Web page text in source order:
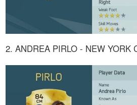
2. ANDREA PIRLO - NEW YORK